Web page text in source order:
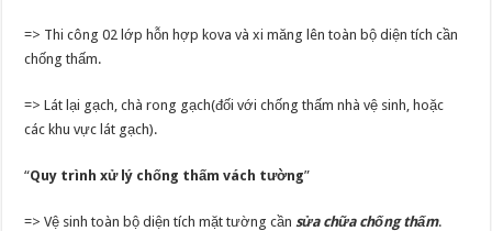
=> Thi công 02 lớp hỗn hợp kova và xi măng lên toàn bộ diện tích cần
chống thấm.
=> Lát lại gạch, chà rong gạch(đối với chống thấm nhà vệ sinh, hoặc
các khu vực lát gạch).
“Quy trình xử lý chống thấm vách tường”
=> Vệ sinh toàn bộ diện tích mặt tường cần sửa chữa chống thấm.